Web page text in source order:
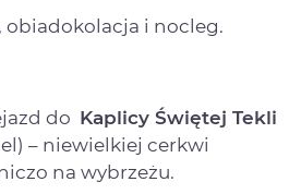
obiadokolacja i nocleg.
do Kaplicy Świętej Tekli
– niewielkiej cerkwi
na wybrzeżu.